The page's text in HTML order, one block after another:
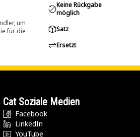
um
für die
Keine Rückgabe
möglich
Satz
Ersetzt
Cat Soziale Medien
Facebook
LinkedIn
YouTube